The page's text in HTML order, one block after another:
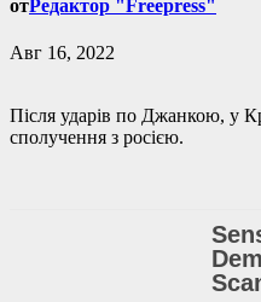
отРедактор "Freepress"
Авг 16, 2022
Після ударів по Джанкою, у
сполучення з росією.